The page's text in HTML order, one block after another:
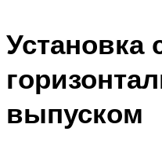
Установка
выпуском